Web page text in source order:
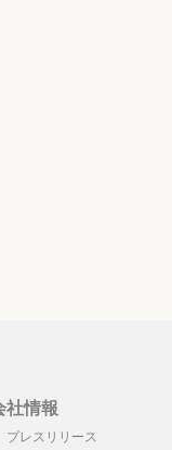
社情報
プレスリリース